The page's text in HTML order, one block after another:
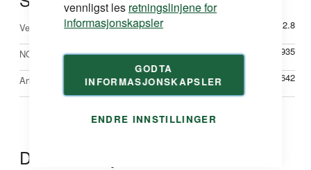
vennligst les retningslinjene for
informasjonskapsler
GODTA
INFORMASJONSKAPSLER
ENDRE INNSTILLINGER
Mer
informasjon
Vekt 2.8
NOBBNr 60776935
Artikkelnr TRE45305642
Dokumentasjon